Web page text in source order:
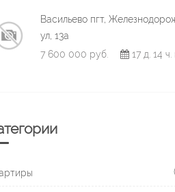
Васильево пгт,
ул, 13а
7 600 000 руб.
17 д. 14